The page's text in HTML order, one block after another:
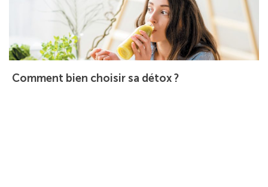
Comment bien choisir sa détox ?